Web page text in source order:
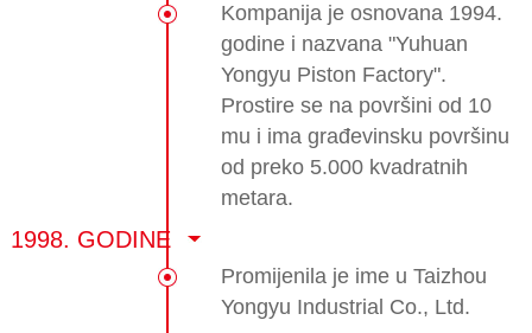
Kompanija je osnovana 1994.
godine i nazvana "Yuhuan
Yongyu Piston Factory".
Prostire se na površini od 10
mu i ima građevinsku površinu
od preko 5.000 kvadratnih
metara.
1998. GODINE
Promijenila je ime u Taizhou
Yongyu Industrial Co., Ltd.